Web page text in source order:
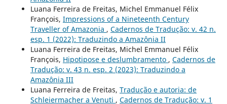
Luana Ferreira de Freitas, Michel Emmanuel Félix
François, Impressions of a Nineteenth Century
Traveller of Amazonia , Cadernos de Tradução: v. 42 n.
esp. 1 (2022): Traduzindo a Amazônia II
Luana Ferreira de Freitas, Michel Emmanuel Félix
François, Hipotipose e deslumbramento , Cadernos de
Tradução: v. 43 n. esp. 2 (2023): Traduzindo a
Amazônia III
Luana Ferreira de Freitas, Tradução e autoria: de
Schleiermacher a Venuti , Cadernos de Tradução: v. 1